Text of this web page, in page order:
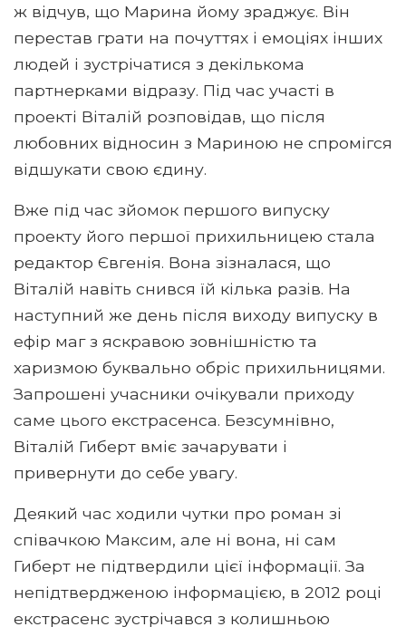
ж відчув, що Марина йому зраджує. Він
перестав грати на почуттях і емоціях інших
людей і зустрічатися з декількома
партнерками відразу. Під час участі в
проекті Віталій розповідав, що після
любовних відносин з Мариною не спромігся
відшукати свою єдину.
Вже під час зйомок першого випуску
проекту його першої прихильницею стала
редактор Євгенія. Вона зізналася, що
Віталій навіть снився їй кілька разів. На
наступний же день після виходу випуску в
ефір маг з яскравою зовнішністю та
харизмою буквально обріс прихильницями.
Запрошені учасники очікували приходу
саме цього екстрасенса. Безсумнівно,
Віталій Гиберт вміє зачарувати і
привернути до себе увагу.
Деякий час ходили чутки про роман зі
співачкою Максим, але ні вона, ні сам
Гиберт не підтвердили цієї інформації. За
непідтвердженою інформацією, в 2012 році
екстрасенс зустрічався з колишньою